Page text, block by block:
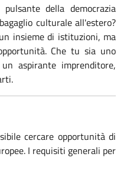
della democrazia
culturale all'estero?
insieme di istituzioni, ma
Che tu sia uno
aspirante imprenditore,
cercare opportunità di
I requisiti generali per